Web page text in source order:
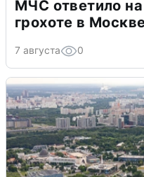
МЧС ответило
грохоте в
7 августа 0